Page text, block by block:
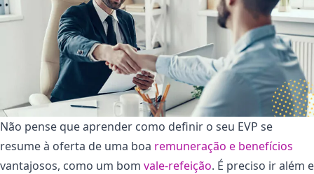
Não pense que aprender como definir o seu EVP se
resume à oferta de uma boa remuneração e benefícios
vantajosos, como um bom vale-refeição. É preciso ir além e